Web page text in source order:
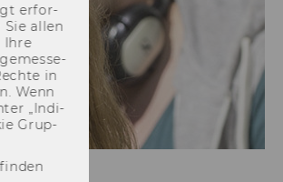
er­for­
allen
Ihre
in
Wenn
„In­di­
Grup­